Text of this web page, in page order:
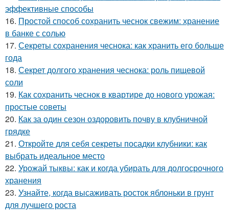
эффективные способы
16. Простой способ сохранить чеснок свежим: хранение
в банке с солью
17. Секреты сохранения чеснока: как хранить его больше
года
18. Секрет долгого хранения чеснока: роль пищевой
соли
19. Как сохранить чеснок в квартире до нового урожая:
простые советы
20. Как за один сезон оздоровить почву в клубничной
грядке
21. Откройте для себя секреты посадки клубники: как
выбрать идеальное место
22. Урожай тыквы: как и когда убирать для долгосрочного
хранения
23. Узнайте, когда высаживать росток яблоньки в грунт
для лучшего роста